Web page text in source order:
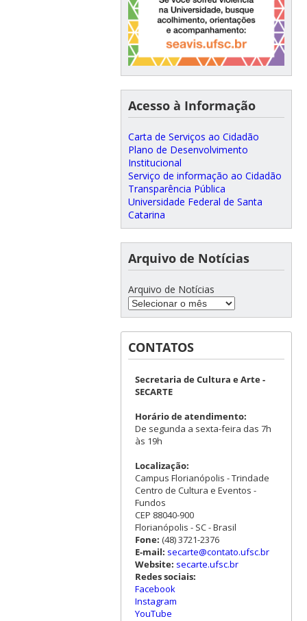
Acesso à Informação
Carta de Serviços ao Cidadão
Plano de Desenvolvimento
Institucional
Serviço de informação ao Cidadão
Transparência Pública
Universidade Federal de Santa
Catarina
Arquivo de Notícias
Arquivo de Notícias
CONTATOS
Secretaria de Cultura e Arte -
SECARTE
Horário de atendimento:
De segunda a sexta-feira das 7h
às 19h
Localização:
Campus Florianópolis - Trindade
Centro de Cultura e Eventos -
Fundos
CEP 88040-900
Florianópolis - SC - Brasil
Fone: (48) 3721-2376
E-mail: secarte@contato.ufsc.br
Website: secarte.ufsc.br
Redes sociais:
Facebook
Instagram
YouTube